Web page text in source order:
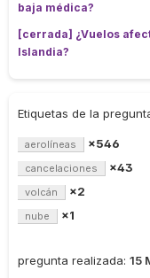
baja médica?
[cerrada] ¿Vuelos
Islandia?
Etiquetas de la
aerolíneas ×546
cancelaciones ×43
volcán ×2
nube ×1
pregunta realizada: 15